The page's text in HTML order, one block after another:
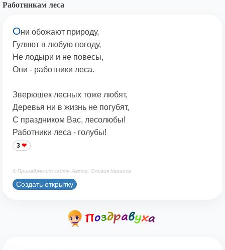
Работникам леса
Они обожают природу,
Гуляют в любую погоду,
Не лодыри и не повесы,
Они - работники леса.
Зверюшек лесных тоже любят,
Деревья ни в жизнь не погубят,
С праздником Вас, лесолюбы!
Работники леса - голубы!
3
© Принадлежит сайту. Автор: Оливия Кариока
Создать открытку